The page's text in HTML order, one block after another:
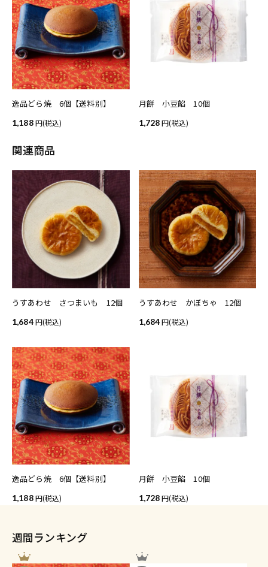
逸品どら焼 6個【送料別】
1,188 (税込)
月餅 小豆餡 10個
1,728 (税込)
関連商品
うすあわせ さつまいも 12個
1,684 (税込)
うすあわせ かぼちゃ 12個
1,684 (税込)
逸品どら焼 6個【送料別】
1,188 (税込)
月餅 小豆餡 10個
1,728 (税込)
週間ランキング